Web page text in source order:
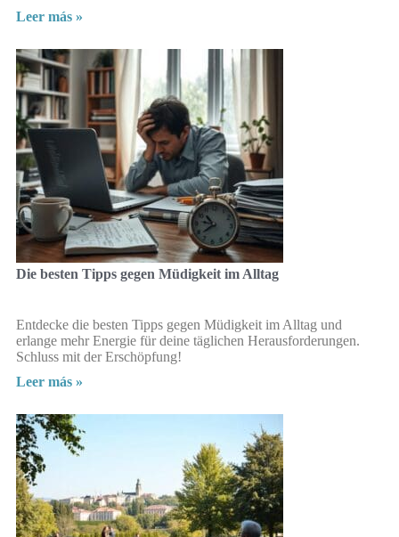
Leer más »
Die besten Tipps gegen Müdigkeit im Alltag
Entdecke die besten Tipps gegen Müdigkeit im Alltag und
erlange mehr Energie für deine täglichen Herausforderungen.
Schluss mit der Erschöpfung!
Leer más »